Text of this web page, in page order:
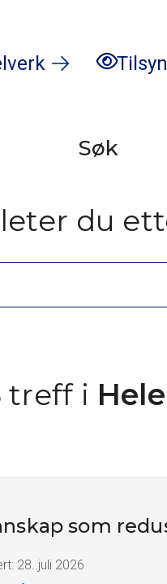
Tilsyn
Søk
du
treff i
som
28. juli 2026